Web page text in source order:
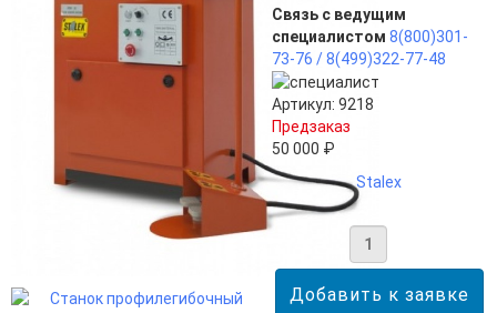
Связь с ведущим
специалистом 8(800)301-
73-76 /8(499)322-77-48
Артикул: 9218
Предзаказ
50 000 ₽
Stalex